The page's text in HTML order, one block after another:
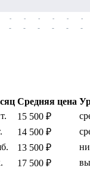
-
-
-
-
-
-
-
-
-
-
-
-
Средняя цена
15 500 ₽
14 500 ₽
13 500 ₽
17 500 ₽